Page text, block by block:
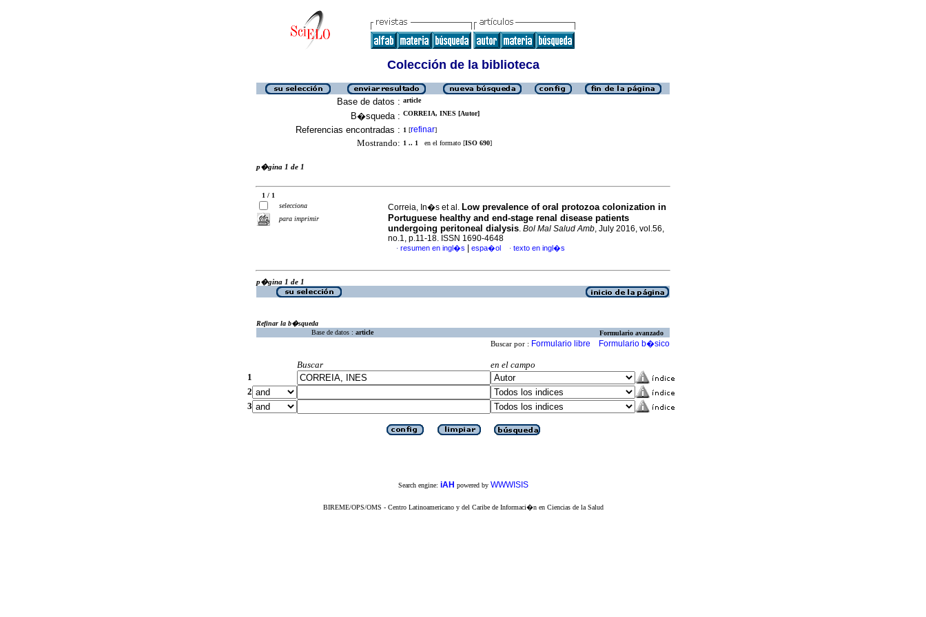
Colección de la biblioteca
Base de datos : article
B�squeda : CORREIA, INES [Autor]
Referencias encontradas : 1 [refinar]
Mostrando: 1 .. 1 en el formato [ISO 690]
p�gina 1 de 1
1 / 1
selecciona
para imprimir
Correia, In�s et al. Low prevalence of oral protozoa colonization in
Portuguese healthy and end-stage renal disease patients
undergoing peritoneal dialysis. Bol Mal Salud Amb, July 2016, vol.56,
no.1, p.11-18. ISSN 1690-4648
· resumen en ingl�s espa�ol · texto en ingl�s
p�gina 1 de 1
Refinar la b�squeda
Base de datos : article Formulario avanzado
Buscar por : Formulario libre Formulario b�sico
Buscar
en el campo
1
2
3
Search engine: iAH powered by WWWISIS
BIREME/OPS/OMS - Centro Latinoamericano y del Caribe de Informaci�n en Ciencias de la Salud